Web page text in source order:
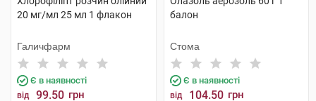
20 мг/мл 25 мл 1 флакон
Галичфарм
Є в наявності
від 99.50 грн
балон
Стома
Є в наявності
від 104.50 грн